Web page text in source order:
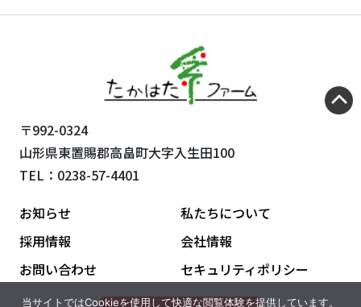
〒992-0324
山形県東置賜郡高畠町大字入生田100
TEL：0238-57-4401
お知らせ
私たちについて
採用情報
会社情報
お問い合わせ
セキュリティポリシー
当サイトではCookieを使用して快適な閲覧体験を提供しています。